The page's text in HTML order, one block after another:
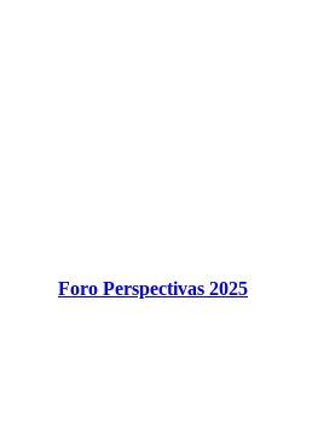
Foro Perspectivas 2025